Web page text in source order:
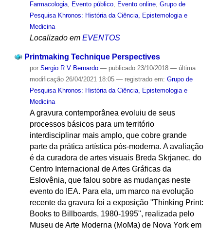
Farmacologia, Evento público, Evento online, Grupo de
Pesquisa Khronos: História da Ciência, Epistemologia e
Medicina
Localizado em EVENTOS
Printmaking Technique Perspectives
por Sergio R V Bernardo — publicado23/10/2018 — última
modificação26/04/2021 18:05 — registrado em: Grupo de
Pesquisa Khronos: História da Ciência, Epistemologia e
Medicina
A gravura contemporânea evoluiu de seus
processos básicos para um território
interdisciplinar mais amplo, que cobre grande
parte da prática artística pós-moderna. A avaliação
é da curadora de artes visuais Breda Skrjanec, do
Centro Internacional de Artes Gráficas da
Eslovênia, que falou sobre as mudanças neste
evento do IEA. Para ela, um marco na evolução
recente da gravura foi a exposição "Thinking Print:
Books to Billboards, 1980-1995", realizada pelo
Museu de Arte Moderna (MoMa) de Nova York em